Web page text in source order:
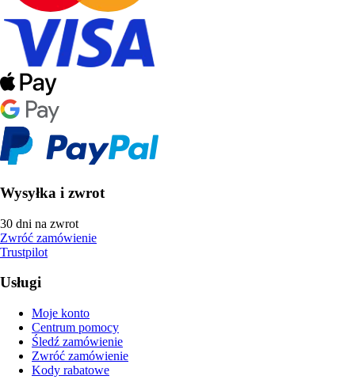
Wysyłka i zwrot
30 dni na zwrot
Zwróć zamówienie
Trustpilot
Usługi
Moje konto
Centrum pomocy
Śledź zamówienie
Zwróć zamówienie
Kody rabatowe